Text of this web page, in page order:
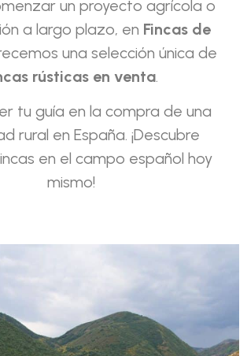
un proyecto agrícola o
a largo plazo, en Fincas de
una selección única de
rústicas en venta.
tu guía en la compra de una
rural en España. ¡Descubre
en el campo español hoy
mismo!